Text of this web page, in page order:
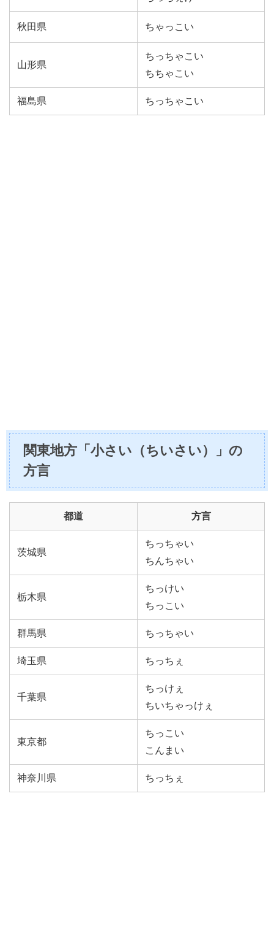
秋田県 ちゃっこい
山形県
ちっちゃこい
ちちゃこい
福島県 ちっちゃこい
関東地方「小さい（ちいさい）」の
方言
都道 方言
茨城県
ちっちゃい
ちんちゃい
栃木県
ちっけい
ちっこい
群馬県 ちっちゃい
埼玉県 ちっちぇ
千葉県
ちっけぇ
ちいちゃっけぇ
東京都
ちっこい
こんまい
神奈川県 ちっちぇ